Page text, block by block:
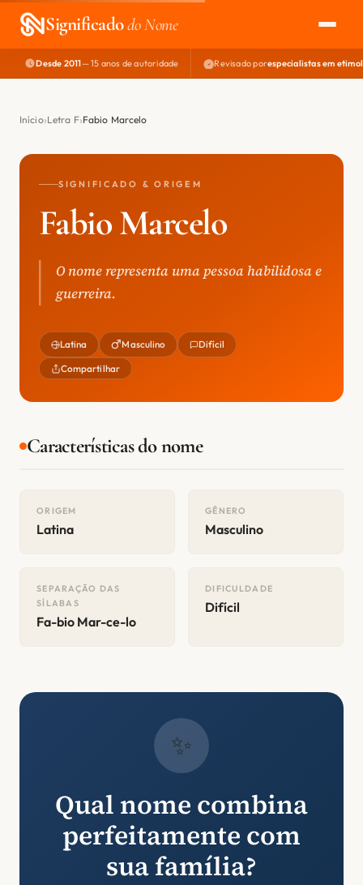
Significadodo Nome
EXPLORAR
NOME PERFEITO
Desde 2011— 15 anos de autoridade Revisado porespecialistas em
Início Letra F Fabio Marcelo
SIGNIFICADO & ORIGEM
Fabio Marcelo
O nome representa uma pessoa habilidosa e
guerreira.
Latina Masculino Difícil
Compartilhar
Características do nome
ORIGEM
Latina
GÊNERO
Masculino
SEPARAÇÃO DAS
SÍLABAS
Fa-bio Mar-ce-lo
DIFICULDADE
Difícil
✨
Qual nome combina
perfeitamente com
sua família?